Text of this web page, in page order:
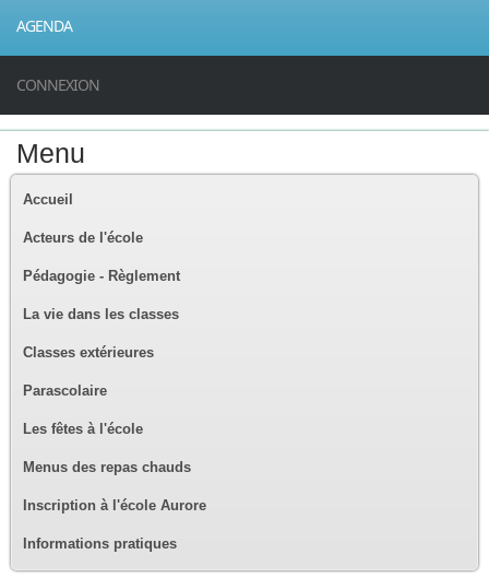
AGENDA
CONNEXION
Menu
Accueil
Acteurs de l'école
Pédagogie - Règlement
La vie dans les classes
Classes extérieures
Parascolaire
Les fêtes à l'école
Menus des repas chauds
Inscription à l'école Aurore
Informations pratiques